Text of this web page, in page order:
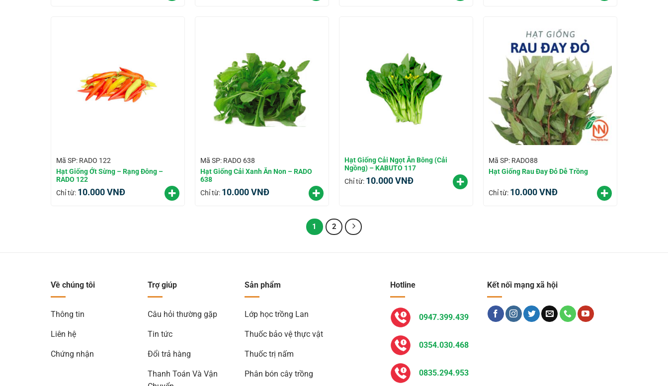
Mã SP: RADO 122
Hạt Giống Ớt Sừng – Rạng Đông –
RADO 122
Chỉ từ: 10.000VNĐ
Mã SP: RADO 638
Hạt Giống Cải Xanh Ăn Non – RADO
638
Chỉ từ: 10.000VNĐ
Hạt Giống Cải Ngọt Ăn Bông (Cải
Ngồng) – KABUTO 117
Chỉ từ: 10.000VNĐ
Mã SP: RADO88
Hạt Giống Rau Đay Đỏ Dễ Trồng
Chỉ từ: 10.000VNĐ
1 2
Về chúng tôi
Thông tin
Liên hệ
Chứng nhận
Trợ giúp
Câu hỏi thường gặp
Tin tức
Đổi trả hàng
Thanh Toán Và Vận
Sản phẩm
Lớp học trồng Lan
Thuốc bảo vệ thực vật
Thuốc trị nấm
Phân bón cây trồng
Hotline
0947.399.439
0354.030.468
0835.294.953
Kết nối mạng xã hội